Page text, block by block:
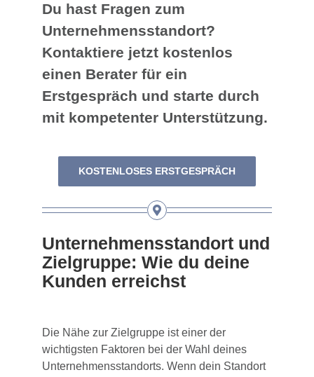
Du hast Fragen zum
Unternehmensstandort?
Kontaktiere jetzt kostenlos
einen Berater für ein
Erstgespräch und starte durch
mit kompetenter Unterstützung.
KOSTENLOSES ERSTGESPRÄCH
Unternehmensstandort und
Zielgruppe: Wie du deine
Kunden erreichst
Die Nähe zur Zielgruppe ist einer der
wichtigsten Faktoren bei der Wahl deines
Unternehmensstandorts. Wenn dein Standort